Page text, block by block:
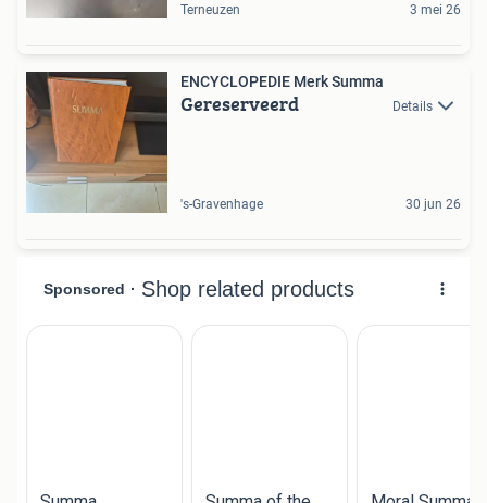
Terneuzen 3 mei 26
ENCYCLOPEDIE Merk Summa
Gereserveerd Details
's-Gravenhage 30 jun 26